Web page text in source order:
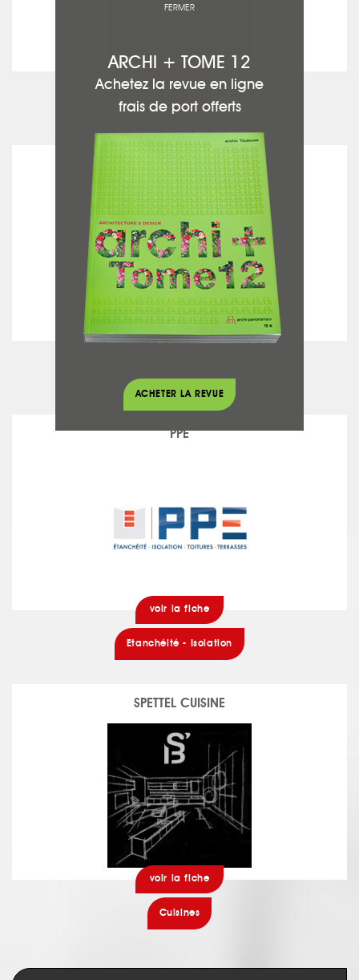
voir la fiche
Escaliers
PISCINÉA
voir la fiche
PPE
voir la fiche
Etanchéité - Isolation
SPETTEL CUISINE
voir la fiche
Cuisines
FERMER
ARCHI + TOME 12
Achetez la revue en ligne
frais de port offerts
ACHETER LA REVUE